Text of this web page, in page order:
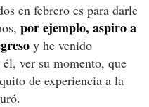
en febrero es para darle
por ejemplo, aspiro a
y he venido
ver su momento, que
de experiencia a la